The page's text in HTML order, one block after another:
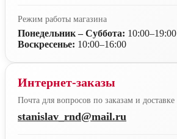
Режим работы магазина
Понедельник – Суббота: 10:00–19:00
Воскресенье: 10:00–16:00
Интернет-заказы
Почта для вопросов по заказам и доставке
stanislav_rnd@mail.ru